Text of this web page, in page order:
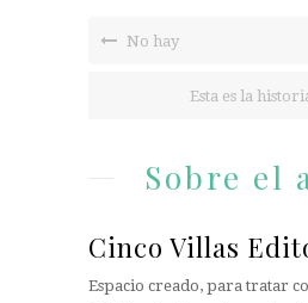
No hay
Esta es la
Sobre el
Cinco Villas
Espacio creado, para tratar